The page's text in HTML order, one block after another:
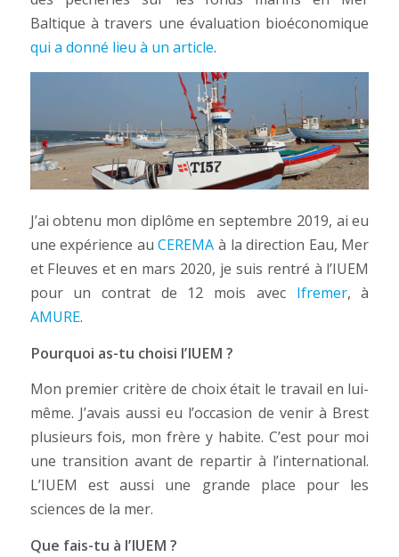
Baltique à travers une évaluation bioéconomique
qui a donné lieu à un article.
J’ai obtenu mon diplôme en septembre 2019, ai eu
une expérience auCEREMA à la direction Eau, Mer
et Fleuves et en mars 2020, je suis rentré à l’IUEM
pour un contrat de 12 mois avec Ifremer, à
AMURE.
Pourquoi as-tu choisi l’IUEM ?
Mon premier critère de choix était le travail en lui-
même. J’avais aussi eu l’occasion de venir à Brest
plusieurs fois, mon frère y habite. C’est pour moi
une transition avant de repartir à l’international.
L’IUEM est aussi une grande place pour les
sciences de la mer.
Que fais-tu à l’IUEM ?